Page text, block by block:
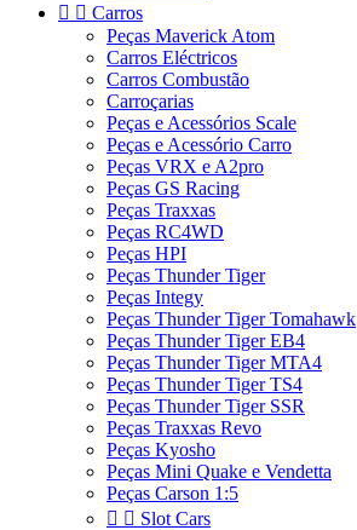
  Carros
Peças Maverick Atom
Carros Eléctricos
Carros Combustão
Carroçarias
Peças e Acessórios Scale
Peças e Acessório Carro
Peças VRX e A2pro
Peças GS Racing
Peças Traxxas
Peças RC4WD
Peças HPI
Peças Thunder Tiger
Peças Integy
Peças Thunder Tiger Tomahawk
Peças Thunder Tiger EB4
Peças Thunder Tiger MTA4
Peças Thunder Tiger TS4
Peças Thunder Tiger SSR
Peças Traxxas Revo
Peças Kyosho
Peças Mini Quake e Vendetta
Peças Carson 1:5
  Slot Cars